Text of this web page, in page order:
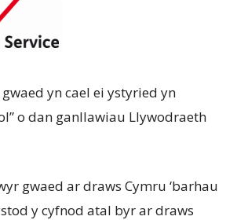
yn cael ei ystyried yn
o dan ganllawiau Llywodraeth
gwaed ar draws Cymru ‘barhau
y cyfnod atal byr ar draws